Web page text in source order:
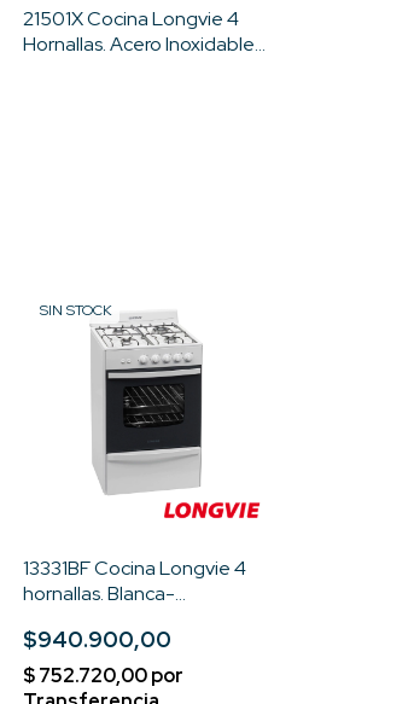
21501X Cocina Longvie 4
Hornallas. Acero Inoxidable
SIN STOCK
13331BF Cocina Longvie 4
hornallas. Blanca-
Multigas- Standar
$940.900,00